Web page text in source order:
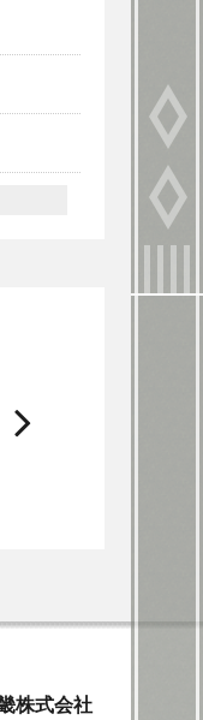
次
株式会社